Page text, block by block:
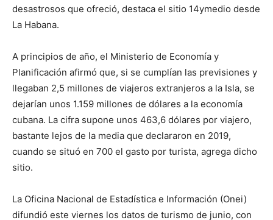
desastrosos que ofreció, destaca el sitio 14ymedio desde
La Habana.
A principios de año, el Ministerio de Economía y
Planificación afirmó que, si se cumplían las previsiones y
llegaban 2,5 millones de viajeros extranjeros a la Isla, se
dejarían unos 1.159 millones de dólares a la economía
cubana. La cifra supone unos 463,6 dólares por viajero,
bastante lejos de la media que declararon en 2019,
cuando se situó en 700 el gasto por turista, agrega dicho
sitio.
La Oficina Nacional de Estadística e Información (Onei)
difundió este viernes los datos de turismo de junio, con